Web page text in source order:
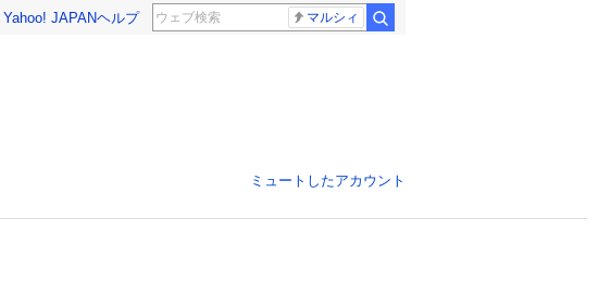
Yahoo! JAPANヘルプ マルシィ
ミュートしたアカウント